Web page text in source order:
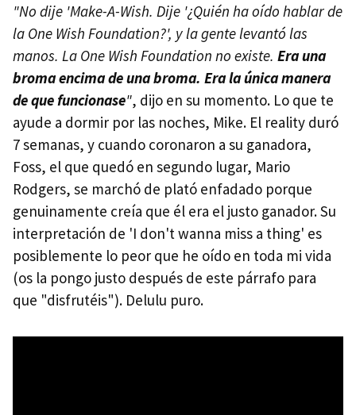
"No dije 'Make-A-Wish. Dije '¿Quién ha oído hablar de
la One Wish Foundation?', y la gente levantó las
manos. La One Wish Foundation no existe. Era una
broma encima de una broma. Era la única manera
de que funcionase", dijo en su momento. Lo que te
ayude a dormir por las noches, Mike. El reality duró
7 semanas, y cuando coronaron a su ganadora,
Foss, el que quedó en segundo lugar, Mario
Rodgers, se marchó de plató enfadado porque
genuinamente creía que él era el justo ganador. Su
interpretación de 'I don't wanna miss a thing' es
posiblemente lo peor que he oído en toda mi vida
(os la pongo justo después de este párrafo para
que "disfrutéis"). Delulu puro.